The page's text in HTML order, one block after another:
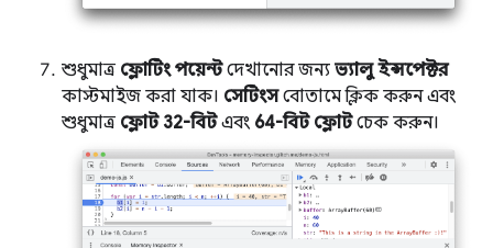
শুধুমাত্র ফ্লোটিং পয়েন্টদেখানোর জন্য ভ্যালু ইন্সপেক্টর
কাস্টমাইজ করা যাক। সেটিংসবোতামে ক্লিক করুন এবং
শুধুমাত্র ফ্লোট 32-বিটএবং 64-বিট ফ্লোটচেক করুন।